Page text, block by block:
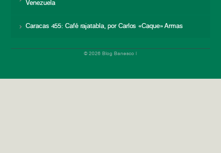
Venezuela
Caracas 455: Café rajatabla, por Carlos «Caque» Armas
© 2026 Blog Banesco |